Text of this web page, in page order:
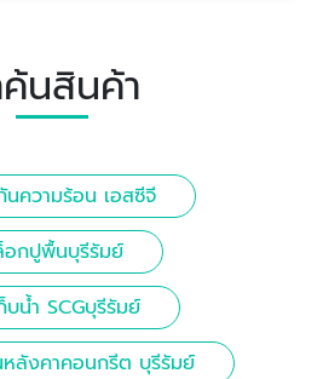
นสินค้า
ความร้อน เอสซีจี
อกปูพื้นบุรีรัมย์
บน้ำ SCGบุรีรัมย์
หลังคาคอนกรีต บุรีรัมย์